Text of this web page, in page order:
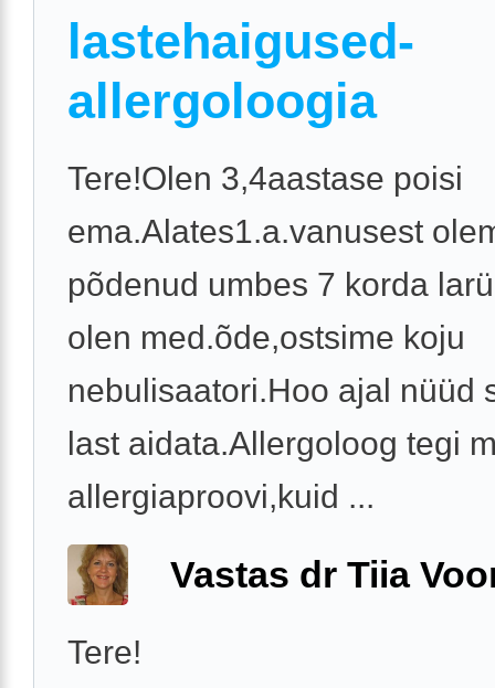
lastehaigused-
allergoloogia
Tere!Olen 3,4aastase poisi
ema.Alates1.a.vanusest
põdenud umbes 7 korda
olen med.õde,ostsime koju
nebulisaatori.Hoo ajal nüüd
last aidata.Allergoloog tegi
allergiaproovi,kuid ...
Vastas dr Tiia
Tere!